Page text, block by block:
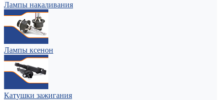
Лампы накаливания
Лампы ксенон
Катушки зажигания